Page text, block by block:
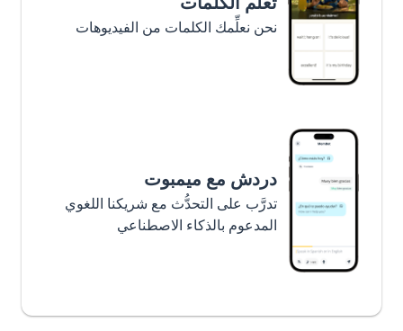
نحن نعلِّمك الكلمات من الفيديوهات
دردش مع ميمبوت
تدرَّب على التحدُّث مع شريكنا اللغوي
المدعوم بالذكاء الاصطناعي